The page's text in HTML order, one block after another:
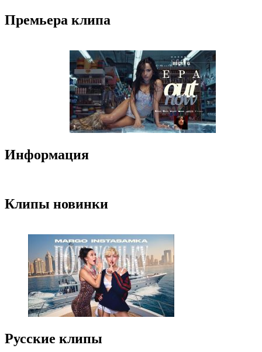
Премьера клипа
Информация
Клипы новинки
Русские клипы